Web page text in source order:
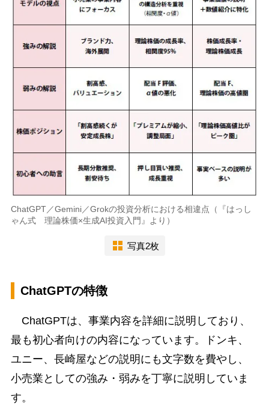
ChatGPT／Gemini／Grokの投資分析における相違点（『はっし
ゃん式 理論株価×生成AI投資入門』より）
写真2枚
ChatGPTの特徴
ChatGPTは、事業内容を詳細に説明しており、
最も初心者向けの内容になっています。ドンキ、
ユニー、長崎屋などの説明にも文字数を費やし、
小売業としての強み・弱みを丁寧に説明していま
す。